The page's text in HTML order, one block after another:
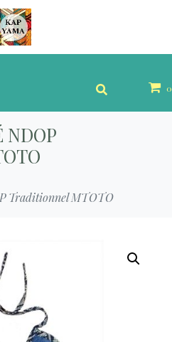
0
NDOP
Traditionnel MTOTO